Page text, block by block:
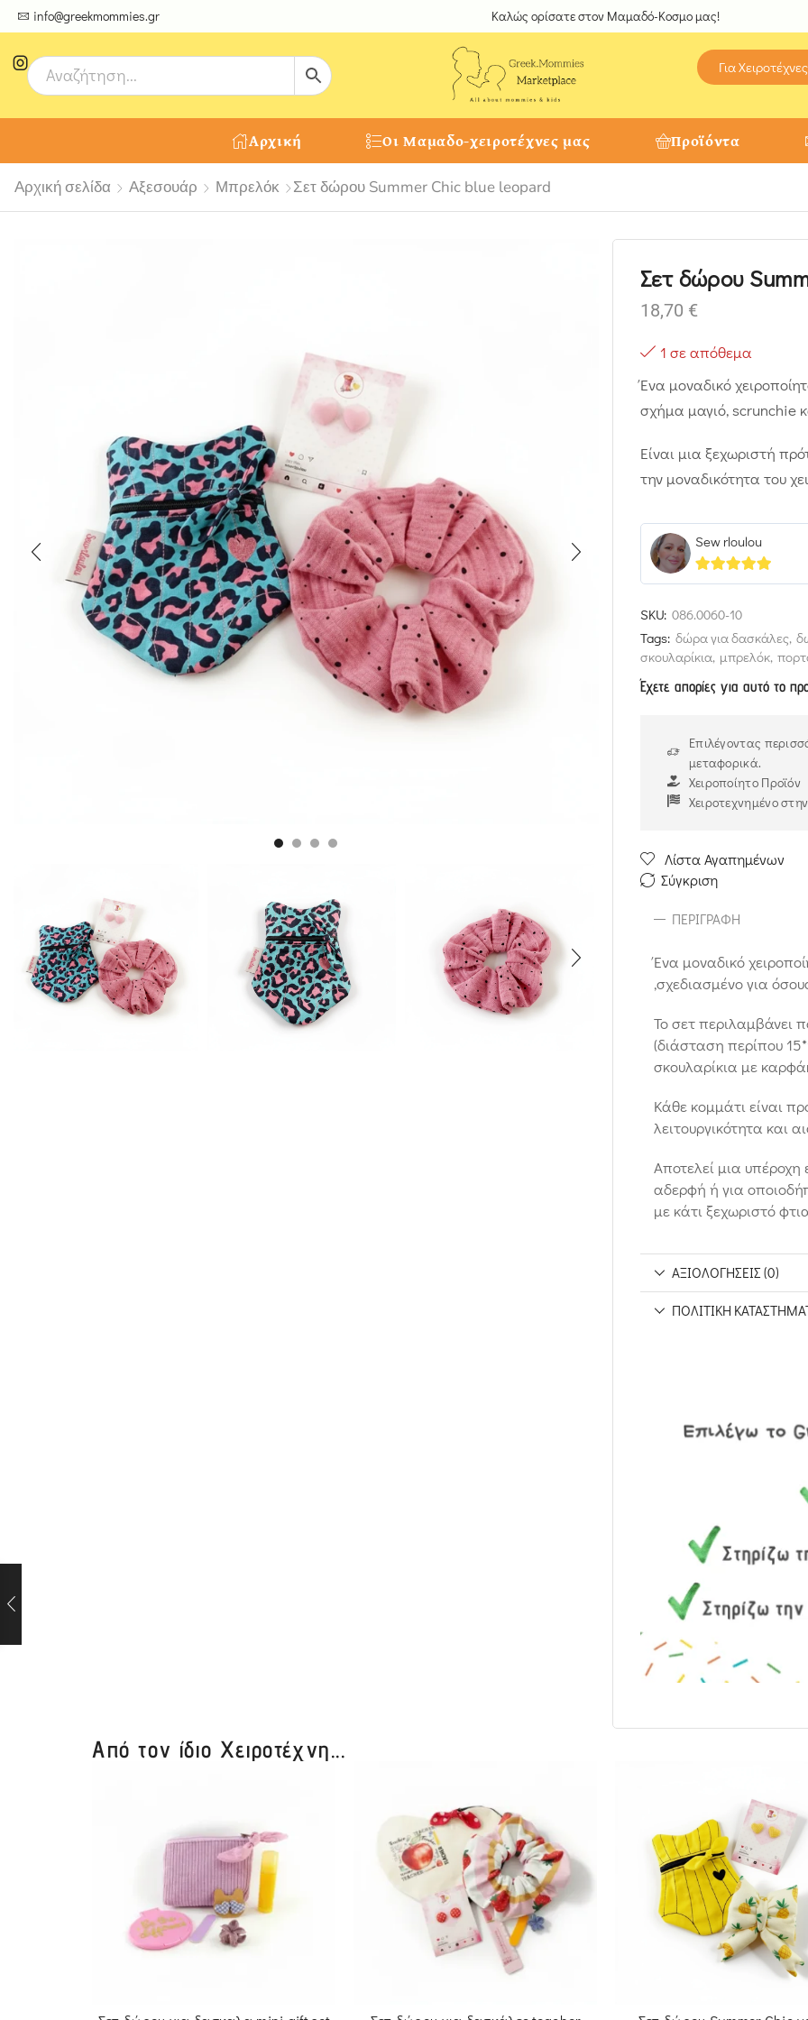
info@greekmommies.gr
μοναδικές δημιουργίες από τους Χειροτέχνες μας! Καλώς ορίσατε στον Μαμαδό-Κοσμο μας!
Για Χειροτέχνες
Αρχική Οι Μαμαδο-χειροτέχνες μας Προϊόντα
Αρχική σελίδα Αξεσουάρ Μπρελόκ Σετ δώρου Summer Chic blue leopard
Σετ δώρου
18,70 €
1 σε απόθεμα
Ένα μοναδικό
σχήμα μαγιό, scrunchie
Είναι μια ξεχωριστή
την μοναδικότητα του
Sew rloulou
5out of 5
SKU: 086.0060-10
Tags: δώρα για δασκάλες,
σκουλαρίκια, μπρελόκ,
Έχετε απορίες για αυτό το
Επιλέγοντας
μεταφορικά.
Χειροποίητο Προϊόν
Χειροτεχνημένο
Λίστα Αγαπημένων
Σύγκριση
ΠΕΡΙΓΡΑΦΉ
Ένα μοναδικό
,σχεδιασμένο για
Το σετ περιλαμβάνει
(διάσταση περίπου
σκουλαρίκια με
Κάθε κομμάτι είναι
λειτουργικότητα και
Αποτελεί μια
αδερφή ή για
με κάτι ξεχωριστό
ΑΞΙΟΛΟΓΉΣΕΙΣ (0)
ΠΟΛΙΤΙΚΉ
Από τον ίδιο Χειροτέχνη...